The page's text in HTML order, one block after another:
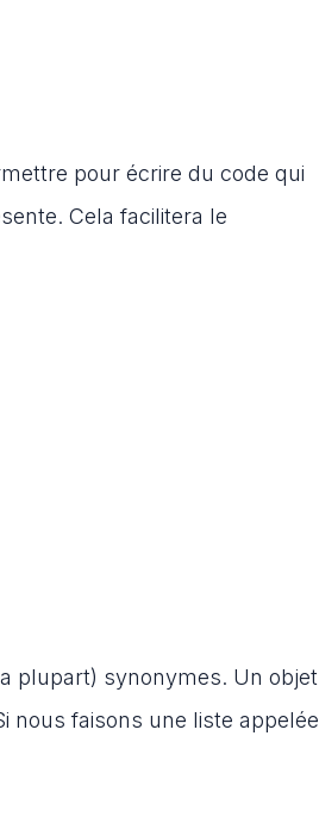
pour écrire du code qui
Cela facilitera le
plupart) synonymes. Un objet
nous faisons une liste appelée